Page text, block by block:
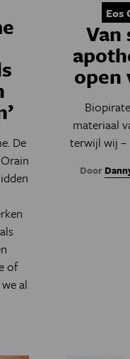
De
of
al
Eos
open
materiaal
terwijl wij –
Door